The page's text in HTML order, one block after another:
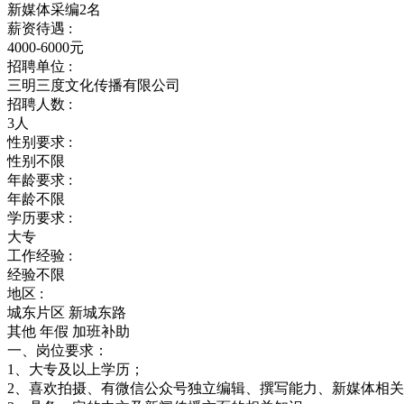
新媒体采编2名
薪资待遇 :
4000-6000元
招聘单位 :
三明三度文化传播有限公司
招聘人数 :
3人
性别要求 :
性别不限
年龄要求 :
年龄不限
学历要求 :
大专
工作经验 :
经验不限
地区 :
城东片区 新城东路
其他 年假 加班补助
一、岗位要求：
1、大专及以上学历；
2、喜欢拍摄、有微信公众号独立编辑、撰写能力、新媒体相